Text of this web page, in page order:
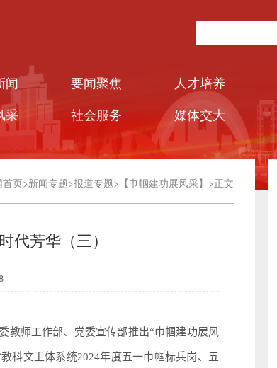
闻 要闻聚焦 人才培养
采
社会服务 媒体交大
首页>新闻专题>报道专题> 【巾帼建功展风采】 >正文
代芳华（三）
教师工作部、党委宣传部推出“巾帼建功展风
科文卫体系统2024年度五一巾帼标兵岗、五